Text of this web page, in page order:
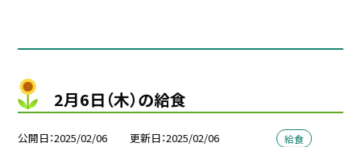
2月6日（木）の給食
公開日 2025/02/06 更新日 2025/02/06 給食